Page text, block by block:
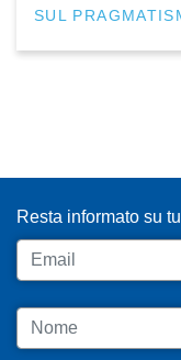
SUL
Resta informato su
Email
Nome